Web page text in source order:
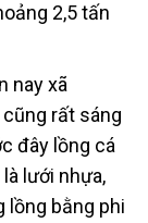
2,5 tấn
nay xã
rất sáng
đây lồng cá
lưới nhựa,
lồng bằng phi